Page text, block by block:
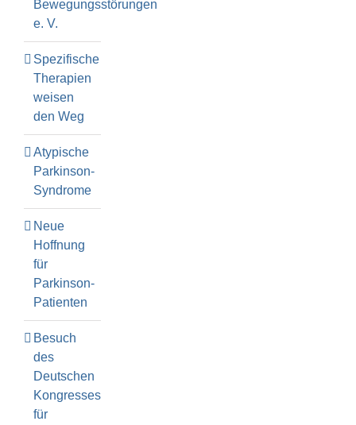
Bewegungsstörungen
e. V.
Spezifische
Therapien
weisen
den Weg
Atypische
Parkinson-
Syndrome
Neue
Hoffnung
für
Parkinson-
Patienten
Besuch
des
Deutschen
Kongresses
für